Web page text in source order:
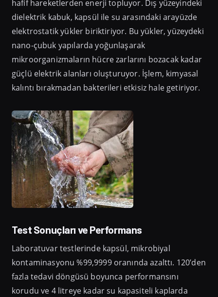
hafif hareketlerden enerji topluyor. Dış yüzeyindeki
dielektrik kabuk, kapsül ile su arasındaki arayüzde
elektrostatik yükler biriktiriyor. Bu yükler, yüzeydeki
nano-çubuk yapılarda yoğunlaşarak
mikroorganizmaların hücre zarlarını bozacak kadar
güçlü elektrik alanları oluşturuyor. İşlem, kimyasal
kalıntı bırakmadan bakterileri etkisiz hale getiriyor.
Test Sonuçları ve Performans
Laboratuvar testlerinde kapsül, mikrobiyal
kontaminasyonu %99,9999 oranında azalttı. 120’den
fazla tedavi döngüsü boyunca performansını
korudu ve 4 litreye kadar su kapasiteli kaplarda